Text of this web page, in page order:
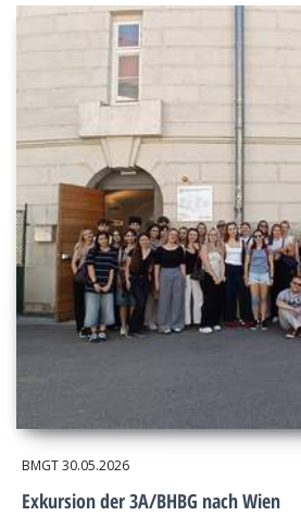
BMGT30.05.2026
Exkursion der 3A/BHBG nach Wien